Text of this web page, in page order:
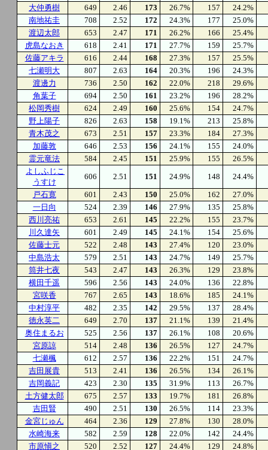
大仲勇樹
649 2.46 173 26.7% 157
24.2%
南地祐圭
708 2.52 172 24.3% 177
25.0%
渡辺太郎
653 2.47 171 26.2% 166
25.4%
虎島なおき
618 2.41 171 27.7% 159
25.7%
佐藤アキラ
616 2.44 168 27.3% 157
25.5%
七瀬明大
807 2.63 164 20.3% 196
24.3%
渡邊力
736 2.50 162 22.0% 218
29.6%
角葉子
694 2.50 161 23.2% 196
28.2%
松岡秀樹
624 2.49 160 25.6% 154
24.7%
野上陽子
826 2.63 158 19.1% 213
25.8%
青木茂之
673 2.51 157 23.3% 184
27.3%
加藤敦
646 2.53 156 24.1% 155
24.0%
霊元竜法
584 2.45 151 25.9% 155
26.5%
よしふじこ
うすけ
606 2.51 151 24.9% 148
24.4%
戸石寛
601 2.43 150 25.0% 162
27.0%
一日向
524 2.39 146 27.9% 135
25.8%
西川亮祐
653 2.61 145 22.2% 155
23.7%
川久達矢
601 2.49 145 24.1% 154
25.6%
佐藤士元
522 2.48 143 27.4% 120
23.0%
中島浩太
579 2.51 143 24.7% 149
25.7%
筒井七夜
543 2.47 143 26.3% 129
23.8%
横田千遥
596 2.56 143 24.0% 136
22.8%
宮咲香
767 2.65 143 18.6% 185
24.1%
中村淳平
482 2.35 142 29.5% 137
28.4%
徳永英二
649 2.70 137 21.1% 139
21.4%
奥住まるお
525 2.56 137 26.1% 108
20.6%
宮原諒
514 2.48 136 26.5% 127
24.7%
七瀬楓
612 2.57 136 22.2% 151
24.7%
吉田展貴
513 2.41 136 26.5% 134
26.1%
吉岡義記
423 2.30 135 31.9% 113
26.7%
土方健太郎
675 2.57 133 19.7% 181
26.8%
吉田賢
490 2.51 130 26.5% 114
23.3%
金宮じゅん
464 2.36 129 27.8% 130
28.0%
水崎海来
582 2.59 128 22.0% 142
24.4%
市原愼之
520 2.52 127 24.4% 129
24.8%